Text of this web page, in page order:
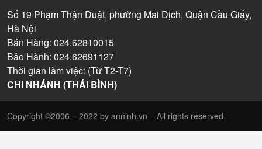
Số 19 Phạm Thận Duật, phường Mai Dịch, Quận Cầu Giấy,
Hà Nội
Bán Hàng: 024.62810015
Bảo Hành: 024.62691127
Thời gian làm việc: (Từ T2-T7)
CHI NHÁNH (THÁI BÌNH)
Copyright ©2006 – 2022 by anninh.vn – All rights reserved.